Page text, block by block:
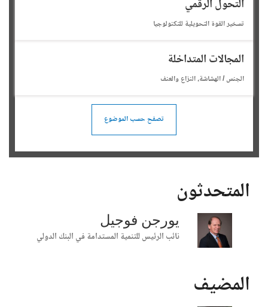
التحول الرقمي
تسخير القوة التحويلية للتكنولوجيا
المجالات المتداخلة
الجنس / الهشاشة، النزاع والعنف
تصفح حسب الموضوع
المتحدثون
يورجن فوجيل
نائب الرئيس للتنمية المستدامة في البنك الدولي
المضيف